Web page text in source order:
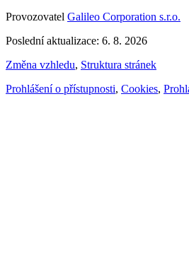
Provozovatel Galileo Corporation s.r.o.
Poslední aktualizace: 6. 8. 2026
Změna vzhledu, Struktura stránek
Prohlášení o přístupnosti, Cookies,